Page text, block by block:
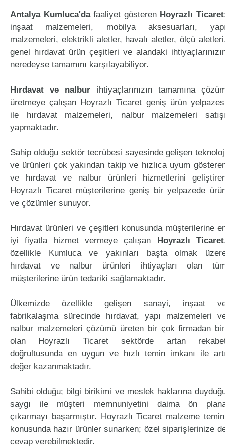
Antalya Kumluca'dafaaliyet gösteren Hoyrazlı Ticaret
inşaat malzemeleri, mobilya aksesuarları,
malzemeleri, elektrikli aletler, havalı aletler, ölçü
genel hırdavat ürün çeşitleri ve alandaki
neredeyse tamamını karşılayabiliyor.
Hırdavat ve nalbur ihtiyaçlarınızın tamamına
üretmeye çalışan Hoyrazlı Ticaret geniş ürün
ile hırdavat malzemeleri, nalbur malzemeleri
yapmaktadır.
Sahip olduğu sektör tecrübesi sayesinde gelişen
ve ürünleri çok yakından takip ve hızlıca uyum
ve hırdavat ve nalbur ürünleri hizmetlerini
Hoyrazlı Ticaret müşterilerine geniş bir yelpazede
ve çözümler sunuyor.
Hırdavat ürünleri ve çeşitleri konusunda müşterilerine
iyi fiyatla hizmet vermeye çalışan Hoyrazlı Ticaret
özellikle Kumluca ve yakınları başta olmak
hırdavat ve nalbur ürünleri ihtiyaçları olan
müşterilerine ürün tedariki sağlamaktadır.
Ülkemizde özellikle gelişen sanayi, inşaat
fabrikalaşma sürecinde hırdavat, yapı malzemeleri
nalbur malzemeleri çözümü üreten bir çok firmadan
olan Hoyrazlı Ticaret sektörde artan
doğrultusunda en uygun ve hızlı temin imkanı ile
değer kazanmaktadır.
Sahibi olduğu; bilgi birikimi ve meslek haklarına
saygı ile müşteri memnuniyetini daima ön
çıkarmayı başarmıştır. Hoyrazlı Ticaret malzeme
konusunda hazır ürünler sunarken; özel siparişlerinize
cevap verebilmektedir.